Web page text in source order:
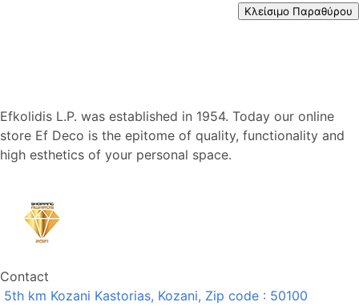
Κλείσιμο Παραθύρου
Efkolidis L.P. was established in 1954. Today our online
store Ef Deco is the epitome of quality, functionality and
high esthetics of your personal space.
Contact
5th km Kozani Kastorias, Kozani, Zip code : 50100